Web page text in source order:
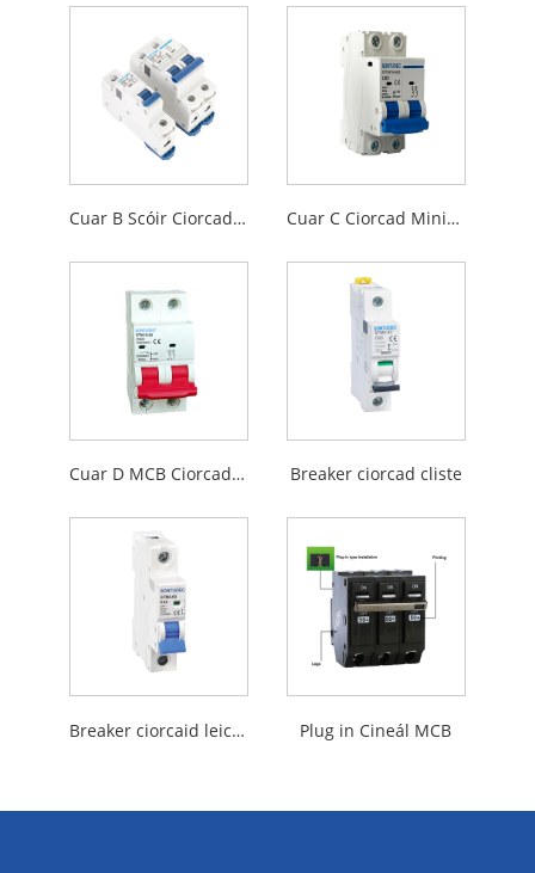
Cuar B Scóir Ciorcad Miniature MCB MCB Cuar C Ciorcad Miniature Cuar MCB
Cuar D MCB Ciorcad Miniature Breaker ciorcad cliste
Breaker ciorcaid leictreach Plug in Cineál MCB